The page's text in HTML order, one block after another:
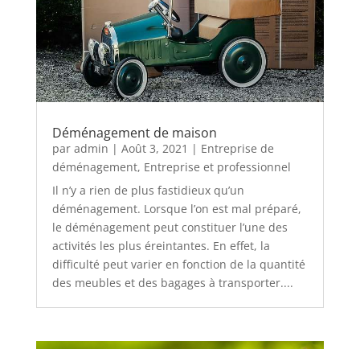
Déménagement de maison
par admin | Août 3, 2021 | Entreprise de
déménagement, Entreprise et professionnel
Il n’y a rien de plus fastidieux qu’un
déménagement. Lorsque l’on est mal préparé,
le déménagement peut constituer l’une des
activités les plus éreintantes. En effet, la
difficulté peut varier en fonction de la quantité
des meubles et des bagages à transporter....